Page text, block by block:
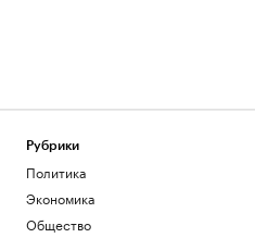
Рубрики
Политика
Экономика
Общество